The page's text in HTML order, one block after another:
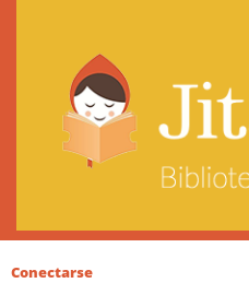
Conectarse